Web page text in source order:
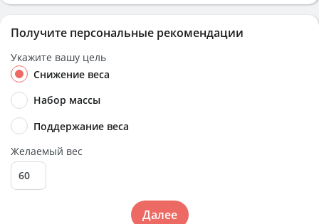
Получите персональные рекомендации
Укажите вашу цель
Снижение веса
Набор массы
Поддержание веса
Желаемый вес
Далее